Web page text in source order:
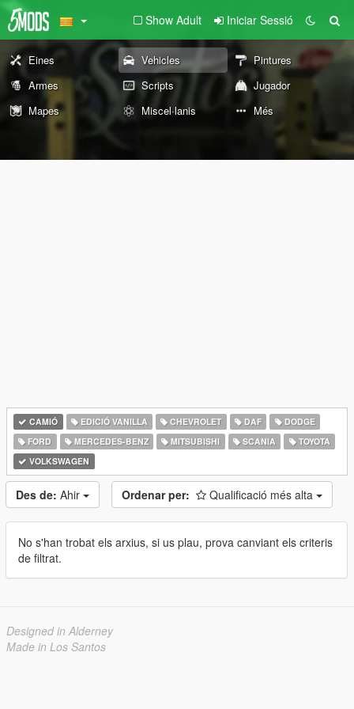
Show Adult Iniciar Sessió
Eines Vehicles
Pintures
Armes
Scripts
Jugador
Mapes
Miscel·lanis Més
CAMIÓ EDICIÓ VANILLA CHEVROLET DAF
DODGE
FORD
MERCEDES-BENZ MITSUBISHI SCANIA
TOYOTA
VOLKSWAGEN
Des de: Ahir Ordenar per: Qualificació més alta
No s'han trobat els arxius, si us plau, prova canviant els criteris
de filtrat.
Designed in Alderney
Made in Los Santos